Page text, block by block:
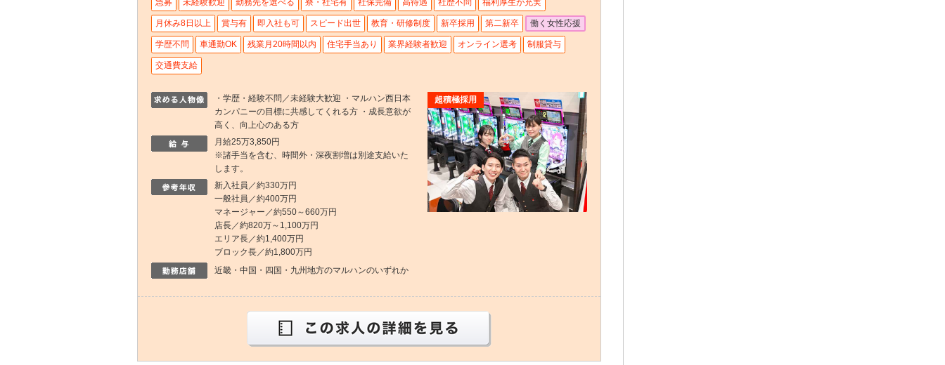
急募 未経験歓迎 勤務先を選べる 寮・社宅有 社保完備 高待遇 社歴不問 福利厚生が充実
月休み8日以上 賞与有 即入社も可 スピード出世 教育・研修制度 新卒採用 第二新卒 働く女性応援
学歴不問 車通勤OK 残業月20時間以内 住宅手当あり 業界経験者歓迎 オンライン選考 制服貸与
交通費支給
・学歴・経験不問／未経験大歓迎 ・マルハン西日本
カンパニーの目標に共感してくれる方 ・成長意欲が
高く、向上心のある方
月給25万3,850円
※諸手当を含む、時間外・深夜割増は別途支給いた
します。
新入社員／約330万円
一般社員／約400万円
マネージャー／約550～660万円
店長／約820万～1,100万円
エリア長／約1,400万円
ブロック長／約1,800万円
近畿・中国・四国・九州地方のマルハンのいずれか
超積極採用